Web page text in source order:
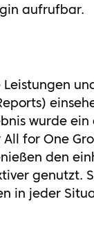
aufrufbar.
wurde ein
for One
den
genutzt.
in jeder